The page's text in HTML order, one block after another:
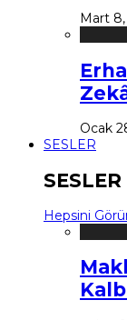
Mart
Ocak
SESLER
SESLER
Hepsini